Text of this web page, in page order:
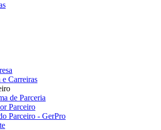
Carreiras
de Parceria
Parceiro
Parceiro - GerPro